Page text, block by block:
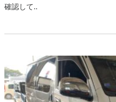
確認して..